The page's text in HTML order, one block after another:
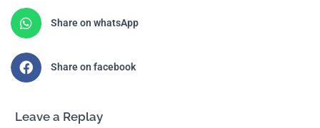
Share on whatsApp
Share on facebook
Leave a Replay